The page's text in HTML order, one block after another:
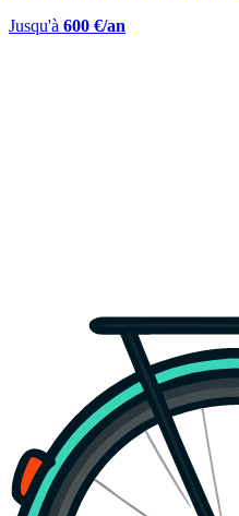
Jusqu'à 600 €/an